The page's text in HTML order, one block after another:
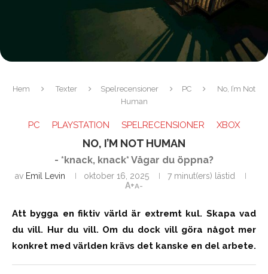
Hem Texter Spelrecensioner PC
No, I’m Not
Human
PC PLAYSTATION SPELRECENSIONER XBOX
NO, I’M NOT HUMAN
- *knack, knack* Vågar du öppna?
av Emil Levin oktober 16, 2025
7 minut(ers) lästid
A+A-
Att bygga en fiktiv värld är extremt kul. Skapa vad
du vill. Hur du vill. Om du dock vill göra något mer
konkret med världen krävs det kanske en del arbete.